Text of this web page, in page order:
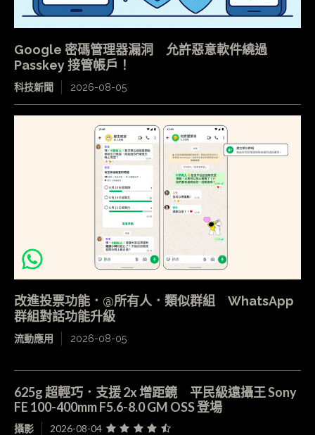
Google 密碼管理器漏洞 允許惡意軟件繞過
Passkey 接管帳戶！
科技新聞 2026-08-05
改進投票功能．@所有人．類似群組 WhatsApp
群組對話功能升級
流動應用 2026-08-05
625g 超輕巧．支援 2x 增距鏡 平民級遠攝王 Sony
FE 100-400mm F5.6-8.0 GM OSS 登場
攝影 2026-08-04